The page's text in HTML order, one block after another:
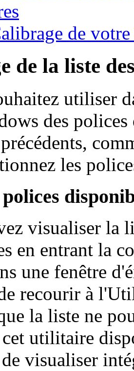
de
de la liste
utiliser
des
les
visualiser la
en entrant la
une fenêtre
recourir à
la liste ne
utilitaire
visualiser